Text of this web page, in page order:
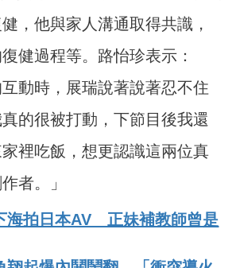
，他與家人溝通取得共識，
健過程等。路怡珍表示：
互動時，展瑞說著說著忍不住
的很被打動，下節目後我還
裡吃飯，想更認識這兩位真
者。」
海拍日本AV 正妹補教師曾是